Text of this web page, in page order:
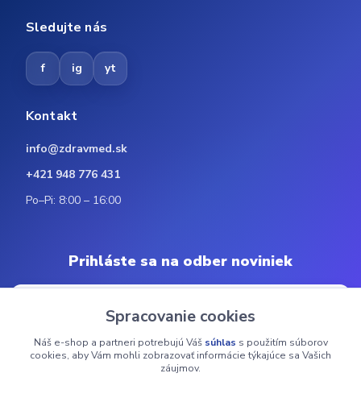
Sledujte nás
f ig yt
Kontakt
info@zdravmed.sk
+421 948 776 431
Po–Pi: 8:00 – 16:00
Prihláste sa na odber noviniek
Odoberať
Spracovanie cookies
Náš e-shop a partneri potrebujú Váš súhlas s použitím súborov
cookies, aby Vám mohli zobrazovať informácie týkajúce sa Vašich
záujmov.